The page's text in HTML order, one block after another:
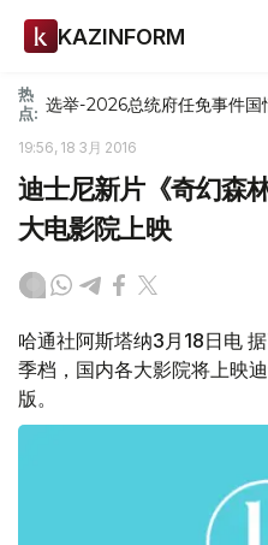
KAZINFORM
热
点: 选举-2026总统府任免事件国
19:56, 18 3月 2016
迪士尼新片《奇幻森
大电影院上映
哈通社阿斯塔纳3月18日电
季档，国内各大影院将上映
版。